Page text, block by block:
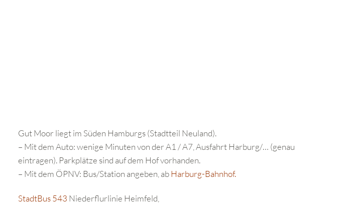
Gut Moor liegt im Süden Hamburgs (Stadtteil Neuland).
– Mit dem Auto: wenige Minuten von der A1 / A7, Ausfahrt Harburg/… (genau
eintragen). Parkplätze sind auf dem Hof vorhanden.
– Mit dem ÖPNV: Bus/Station angeben, abHarburg-Bahnhof.
StadtBus 543 Niederflurlinie Heimfeld,